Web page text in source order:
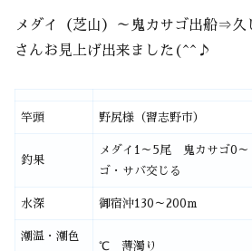
メダイ（芝山）～鬼カサゴ出船⇒久
さんお見上げ出来ました(^^♪
竿頭 野尻様（習志野市）
釣果
メダイ1～5尾 鬼カサゴ0～
ゴ・サバ交じる
水深 御宿沖130～200m
潮温・潮色
℃ 薄濁り